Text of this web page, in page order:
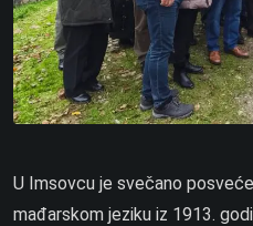
U Imsovcu je svečano
mađarskom jeziku iz 1913.